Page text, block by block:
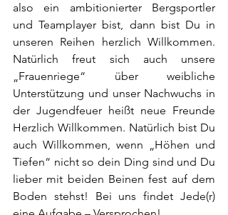
also ein ambitionierter Bergsportler
und Teamplayer bist, dann bist Du in
unseren Reihen herzlich Willkommen.
Natürlich freut sich auch unsere
„Frauenriege“ über weibliche
Unterstützung und unser Nachwuchs in
der Jugendfeuer heißt neue Freunde
Herzlich Willkommen. Natürlich bist Du
auch Willkommen, wenn „Höhen und
Tiefen“ nicht so dein Ding sind und Du
lieber mit beiden Beinen fest auf dem
Boden stehst! Bei uns findet Jede(r)